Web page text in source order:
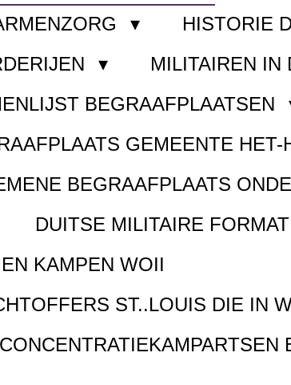
HISTORIE
MILITAIREN IN
BEGRAAFPLAATSEN
GEMEENTE HET-
BEGRAAFPLAATS
DUITSE MILITAIRE
KAMPEN WOII
ST..LOUIS DIE IN